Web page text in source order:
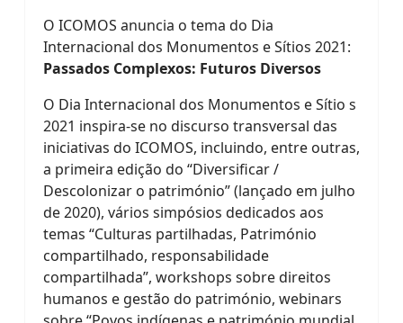
O ICOMOS anuncia o tema do Dia
Internacional dos Monumentos e Sítios 2021:
Passados Complexos: Futuros Diversos
O Dia Internacional dos Monumentos e Sítio s
2021 inspira-se no discurso transversal das
iniciativas do ICOMOS, incluindo, entre outras,
a primeira edição do “Diversificar /
Descolonizar o património” (lançado em julho
de 2020), vários simpósios dedicados aos
temas “Culturas partilhadas, Património
compartilhado, responsabilidade
compartilhada”, workshops sobre direitos
humanos e gestão do património, webinars